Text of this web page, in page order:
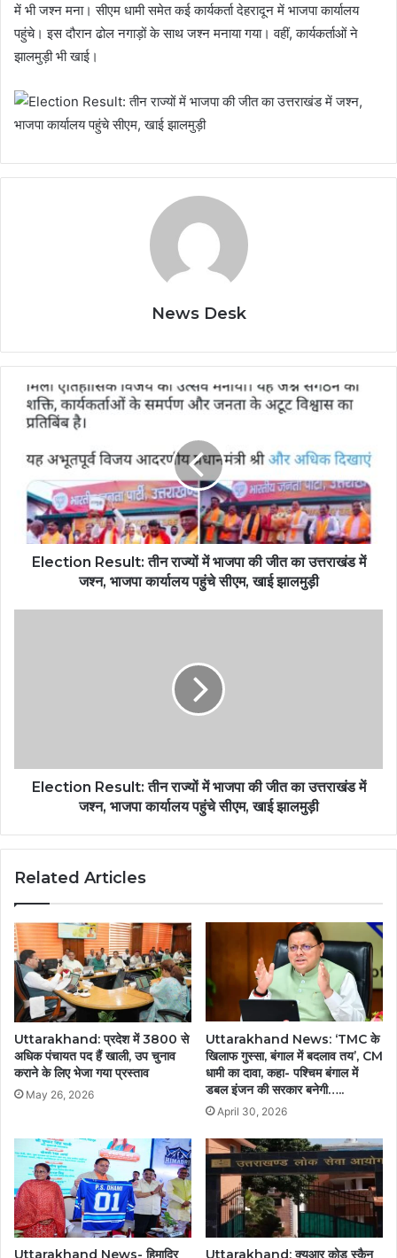
में भी जश्न मना। सीएम धामी समेत कई कार्यकर्ता देहरादून में भाजपा कार्यालय
पहुंचे। इस दौरान ढोल नगाड़ों के साथ जश्न मनाया गया। वहीं, कार्यकर्ताओं ने
झालमुड़ी भी खाई।
News Desk
Election Result: तीन राज्यों में भाजपा की जीत का उत्तराखंड में
जश्न, भाजपा कार्यालय पहुंचे सीएम, खाई झालमुड़ी
Election Result: तीन राज्यों में भाजपा की जीत का उत्तराखंड में
जश्न, भाजपा कार्यालय पहुंचे सीएम, खाई झालमुड़ी
Related Articles
Uttarakhand: प्रदेश में 3800 से
अधिक पंचायत पद हैं खाली, उप चुनाव
कराने के लिए भेजा गया प्रस्ताव
May 26, 2026
Uttarakhand News: ‘TMC के
खिलाफ गुस्सा, बंगाल में बदलाव तय’, CM
धामी का दावा, कहा- पश्चिम बंगाल में
डबल इंजन की सरकार बनेगी…..
April 30, 2026
Uttarakhand News- हिमाद्रि Uttarakhand: क्यूआर कोड स्कैन